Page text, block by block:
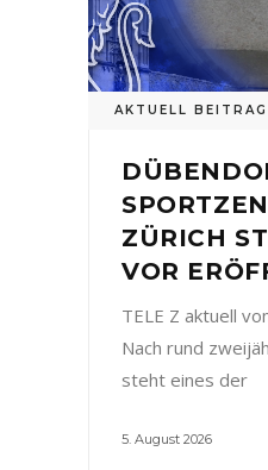
AKTUELL BEITRAG
ZÜRICH
VOR
TELE Z aktuell
Nach rund
steht eines der
5. August 2026